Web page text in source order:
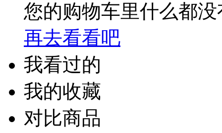
您的购物车里什么都没
再去看看吧
我看过的
我的收藏
对比商品